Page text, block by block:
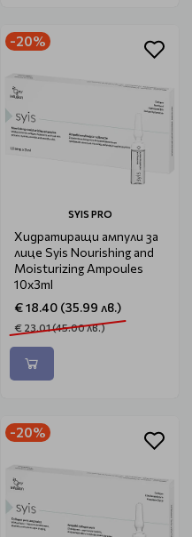
-20%
SYIS PRO
Хидратиращи ампули за
лице Syis Nourishing and
Moisturizing Ampoules
10х3ml
€ 18.40 (35.99 лв.)
€ 23.01 (45.00 лв.)
-20%